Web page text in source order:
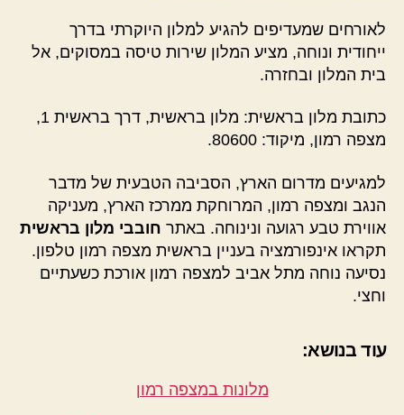
לאורחים שמעדיפים להגיע למלון היוקרתי בדרך
ייחודית ונוחה, מציע המלון שירות טיסה במסוקים, אל
בית המלון ובחזרה.
כתובת מלון בראשית: מלון בראשית, דרך בראשית 1,
מצפה רמון, מיקוד: 80600.
למגיעים מדרום הארץ, הסביבה הטבעית של מדבר
הנגב ומצפה רמון, המרוחקת ממרכז הארץ, מעניקה
אווירת טבע רגועה ונינוחה. באתר חובבי מלון בראשית
תקראו אינפורמציה בעניין בראשית מצפה רמון טלפון.
נסיעה נוחה מתל אביב למצפה רמון אורכת כשעתיים
וחצי.
עוד בנושא:
מלונות במצפה רמון